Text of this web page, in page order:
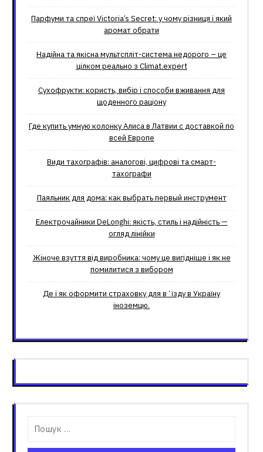
Парфуми та спреї Victoria’s Secret: у чому різниця і який
аромат обрати
Надійна та якісна мультспліт-система недорого – це
цілком реально з Climat.еxpert
Сухофрукти: користь, вибір і способи вживання для
щоденного раціону
Где купить умную колонку Алиса в Латвии с доставкой по
всей Европе
Види тахографів: аналогові, цифрові та смарт-
тахографи
Паяльник для дома: как выбрать первый инструмент
Електрочайники DeLonghi: якість, стиль і надійність —
огляд лінійки
Жіноче взуття від виробника: чому це вигідніше і як не
помилитися з вибором
Де і як оформити страховку для вʼїзду в Україну
іноземцю.